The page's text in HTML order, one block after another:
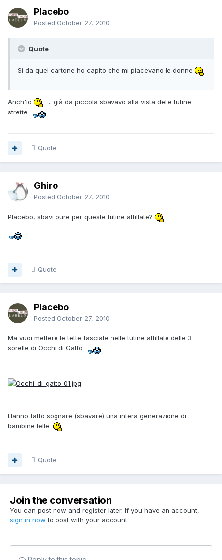
Placebo
Posted October 27, 2010
Quote
Si da quel cartone ho capito che mi piacevano le donne
Anch'io
... già da piccola sbavavo alla vista delle tutine
strette
Quote
Ghiro
Posted October 27, 2010
Placebo, sbavi pure per queste tutine attillate?
Quote
Placebo
Posted October 27, 2010
Ma vuoi mettere le tette fasciate nelle tutine attillate delle 3
sorelle di Occhi di Gatto
Hanno fatto sognare (sbavare) una intera generazione di
bambine lelle
Quote
Join the conversation
You can post now and register later. If you have an account,
sign in now to post with your account.